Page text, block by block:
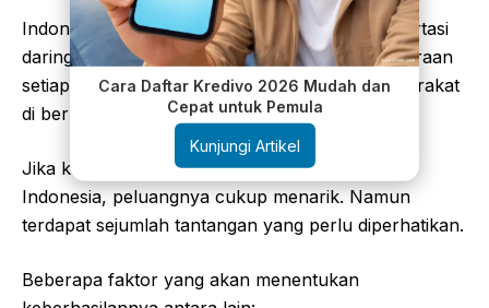
Indonesia merupakan salah satu pasar transportasi
daring terbesar di Asia Tenggara. Ribuan kendaraan
setiap hari beroperasi melayani mobilitas masyarakat
di berbagai kota besar.
Jika konsep seperti BYD Linghui M9 masuk ke
Indonesia, peluangnya cukup menarik. Namun
terdapat sejumlah tantangan yang perlu diperhatikan.
Beberapa faktor yang akan menentukan
Cara Daftar Kredivo 2026 Mudah dan
Cepat untuk Pemula
Kunjungi Artikel